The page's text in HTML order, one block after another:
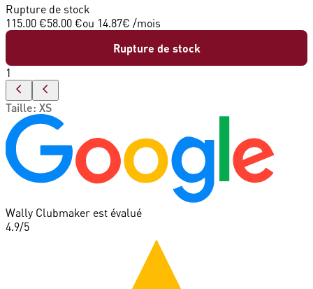
Rupture de stock
115.00 €58.00 €ou 14.87€ /mois
Rupture de stock
1
Taille: XS
Wally Clubmaker est évalué
4.9/5